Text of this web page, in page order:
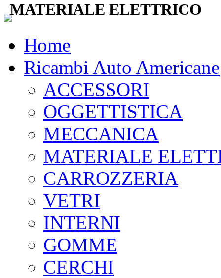
Home
Ricambi Auto Americane
ACCESSORI
OGGETTISTICA
MECCANICA
MATERIALE
CARROZZERIA
VETRI
INTERNI
GOMME
CERCHI
MATERIALE ELETTRICO